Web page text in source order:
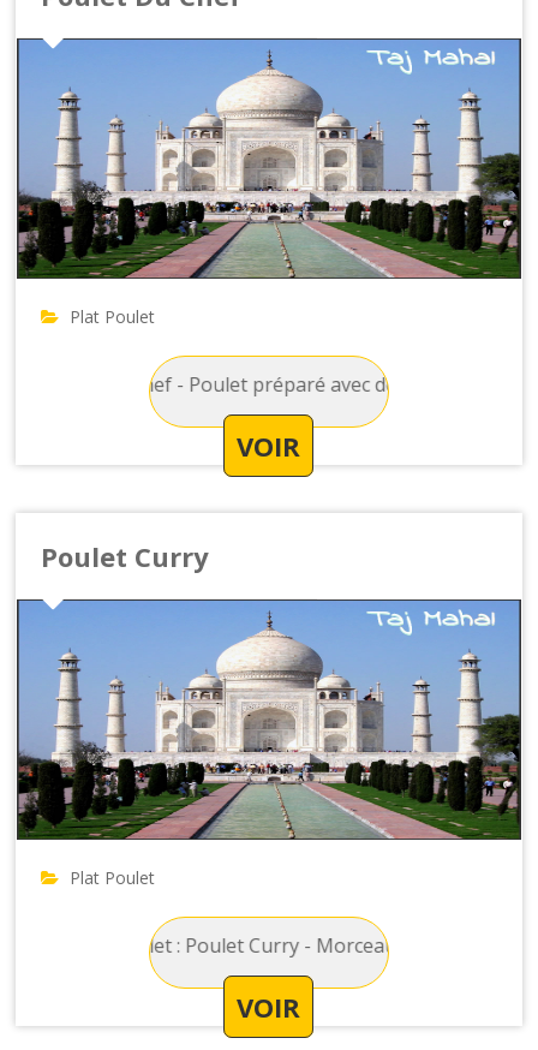
Plat Poulet
Du Chef - Poulet préparé avec des champignons, sauce
VOIR
Poulet Curry
Plat Poulet
Poulet : Poulet Curry - Morceau de poulet avec une
VOIR